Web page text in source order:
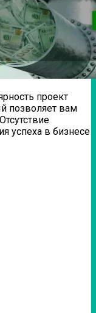
проект
позволяет вам
успеха в бизнесе